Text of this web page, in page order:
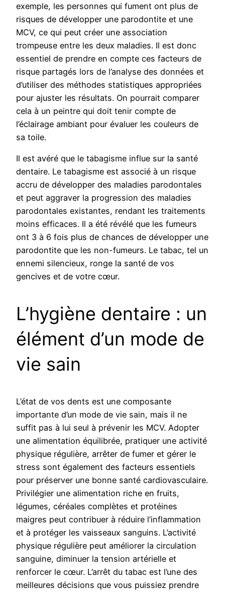
exemple, les personnes qui fument ont plus de
risques de développer une parodontite et une
MCV, ce qui peut créer une association
trompeuse entre les deux maladies. Il est donc
essentiel de prendre en compte ces facteurs de
risque partagés lors de l’analyse des données et
d’utiliser des méthodes statistiques appropriées
pour ajuster les résultats. On pourrait comparer
cela à un peintre qui doit tenir compte de
l’éclairage ambiant pour évaluer les couleurs de
sa toile.
Il est avéré que le tabagisme influe sur la santé
dentaire. Le tabagisme est associé à un risque
accru de développer des maladies parodontales
et peut aggraver la progression des maladies
parodontales existantes, rendant les traitements
moins efficaces. Il a été révélé que les fumeurs
ont 3 à 6 fois plus de chances de développer une
parodontite que les non-fumeurs. Le tabac, tel un
ennemi silencieux, ronge la santé de vos
gencives et de votre cœur.
L’hygiène dentaire : un
élément d’un mode de
vie sain
L’état de vos dents est une composante
importante d’un mode de vie sain, mais il ne
suffit pas à lui seul à prévenir les MCV. Adopter
une alimentation équilibrée, pratiquer une activité
physique régulière, arrêter de fumer et gérer le
stress sont également des facteurs essentiels
pour préserver une bonne santé cardiovasculaire.
Privilégier une alimentation riche en fruits,
légumes, céréales complètes et protéines
maigres peut contribuer à réduire l’inflammation
et à protéger les vaisseaux sanguins. L’activité
physique régulière peut améliorer la circulation
sanguine, diminuer la tension artérielle et
renforcer le cœur. L’arrêt du tabac est l’une des
meilleures décisions que vous puissiez prendre